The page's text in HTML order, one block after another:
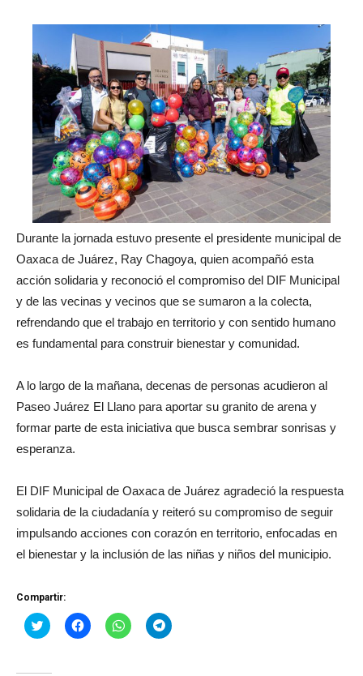
Durante la jornada estuvo presente el presidente municipal de
Oaxaca de Juárez, Ray Chagoya, quien acompañó esta
acción solidaria y reconoció el compromiso del DIF Municipal
y de las vecinas y vecinos que se sumaron a la colecta,
refrendando que el trabajo en territorio y con sentido humano
es fundamental para construir bienestar y comunidad.
A lo largo de la mañana, decenas de personas acudieron al
Paseo Juárez El Llano para aportar su granito de arena y
formar parte de esta iniciativa que busca sembrar sonrisas y
esperanza.
El DIF Municipal de Oaxaca de Juárez agradeció la respuesta
solidaria de la ciudadanía y reiteró su compromiso de seguir
impulsando acciones con corazón en territorio, enfocadas en
el bienestar y la inclusión de las niñas y niños del municipio.
Compartir:
Haz
clic
Haz
clic
Haz
clic
Haz
clic